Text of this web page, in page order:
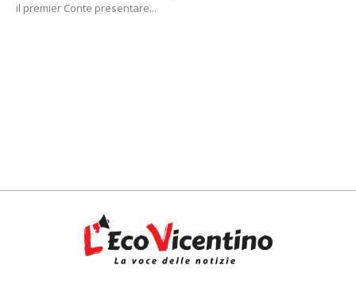
il premier Conte presentare...